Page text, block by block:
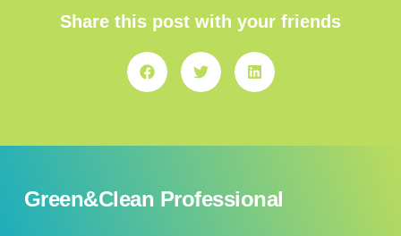
Share this post with your friends
Green&Clean Professional